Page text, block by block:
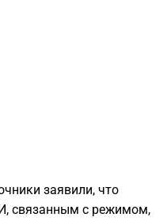
заявили, что
связанным с режимом,